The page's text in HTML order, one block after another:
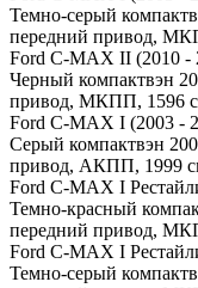
Темно-серый
передний привод,
Ford C-MAX II (2010 -
Черный компактвэн
привод, МКПП, 1596
Ford C-MAX I (2003 -
Серый компактвэн
привод, АКПП, 1999
Ford C-MAX I
Темно-красный
передний привод,
Ford C-MAX I
Темно-серый